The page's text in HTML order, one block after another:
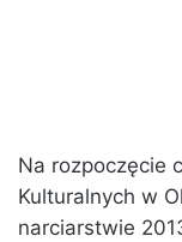
Na rozpoczęcie
Kulturalnych w
narciarstwie